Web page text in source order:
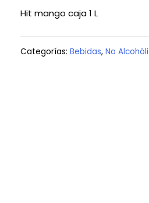
Hit mango caja 1 L
Categorías:Bebidas,No